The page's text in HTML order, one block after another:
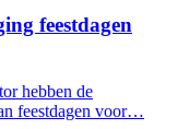
feestdagen
hebben de
feestdagen voor…